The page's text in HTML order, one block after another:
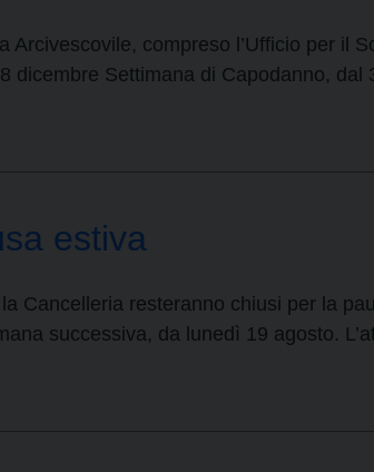
compreso l’Ufficio per il
Settimana di Capodanno, dal
estiva
Cancelleria resteranno chiusi per la
successiva, da lunedì 19 agosto.